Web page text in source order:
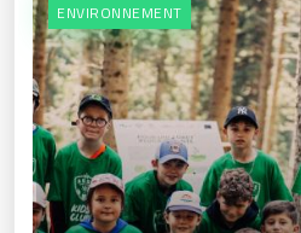
ENVIRONNEMENT